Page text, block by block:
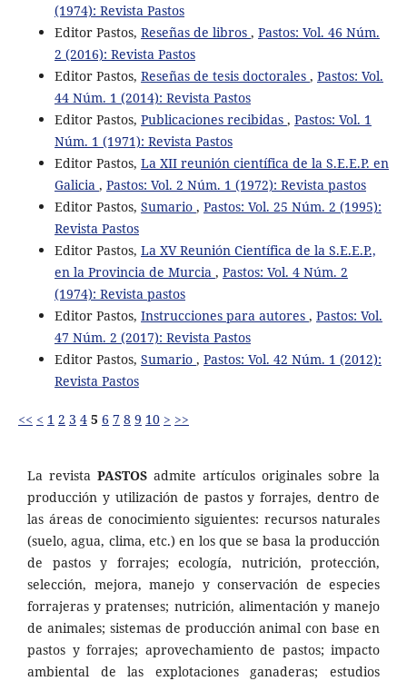
(1974): Revista Pastos
Editor Pastos, Reseñas de libros , Pastos: Vol. 46 Núm.
2 (2016): Revista Pastos
Editor Pastos, Reseñas de tesis doctorales , Pastos: Vol.
44 Núm. 1 (2014): Revista Pastos
Editor Pastos, Publicaciones recibidas , Pastos: Vol. 1
Núm. 1 (1971): Revista Pastos
Editor Pastos, La XII reunión científica de la S.E.E.P. en
Galicia , Pastos: Vol. 2 Núm. 1 (1972): Revista pastos
Editor Pastos, Sumario , Pastos: Vol. 25 Núm. 2 (1995):
Revista Pastos
Editor Pastos, La XV Reunión Científica de la S.E.E.P.,
en la Provincia de Murcia , Pastos: Vol. 4 Núm. 2
(1974): Revista pastos
Editor Pastos, Instrucciones para autores , Pastos: Vol.
47 Núm. 2 (2017): Revista Pastos
Editor Pastos, Sumario , Pastos: Vol. 42 Núm. 1 (2012):
Revista Pastos
<< < 1 2 3 4 5 6 7 8 9 10 > >>
La revista PASTOS admite artículos originales sobre la
producción y utilización de pastos y forrajes, dentro de
las áreas de conocimiento siguientes: recursos naturales
(suelo, agua, clima, etc.) en los que se basa la producción
de pastos y forrajes; ecología, nutrición, protección,
selección, mejora, manejo y conservación de especies
forrajeras y pratenses; nutrición, alimentación y manejo
de animales; sistemas de producción animal con base en
pastos y forrajes; aprovechamiento de pastos; impacto
ambiental de las explotaciones ganaderas; estudios